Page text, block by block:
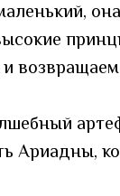
Ариадны,